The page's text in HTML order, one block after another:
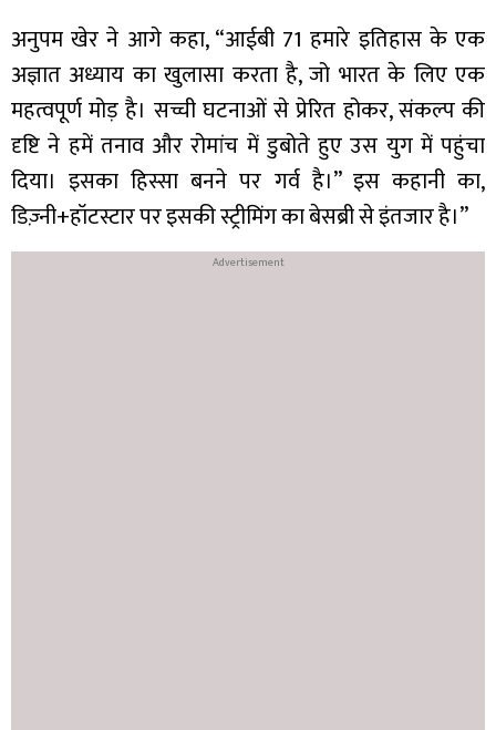
अनुपम खेर ने आगे कहा, “आईबी 71 हमारे इतिहास के एक
अज्ञात अध्याय का खुलासा करता है, जो भारत के लिए एक
महत्वपूर्ण मोड़ है। सच्ची घटनाओं से प्रेरित होकर, संकल्प की
दृष्टि ने हमें तनाव और रोमांच में डुबोते हुए उस युग में पहुंचा
दिया। इसका हिस्सा बनने पर गर्व है।” इस कहानी का,
डिज़्नी+हॉटस्टार पर इसकी स्ट्रीमिंग का बेसब्री से इंतजार है।”